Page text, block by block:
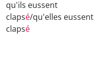
qu'ils eussent
clapsé/qu'elles eussent
clapsé